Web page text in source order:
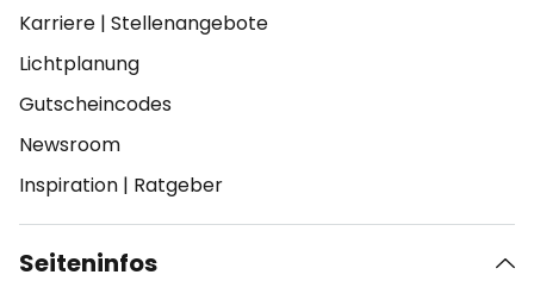
Karriere | Stellenangebote
Lichtplanung
Gutscheincodes
Newsroom
Inspiration | Ratgeber
Seiteninfos